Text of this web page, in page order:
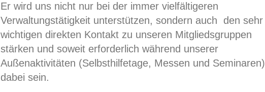
Er wird uns nicht nur bei der immer vielfältigeren
Verwaltungstätigkeit unterstützen, sondern auch den sehr
wichtigen direkten Kontakt zu unseren Mitgliedsgruppen
stärken und soweit erforderlich während unserer
Außenaktivitäten (Selbsthilfetage, Messen und Seminaren)
dabei sein.